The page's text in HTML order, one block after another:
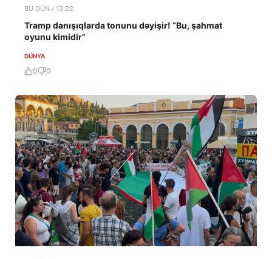
BU GÜN / 13:22
Tramp danışıqlarda tonunu dəyişir! “Bu, şahmat
oyunu kimidir”
DÜNYA
0 0